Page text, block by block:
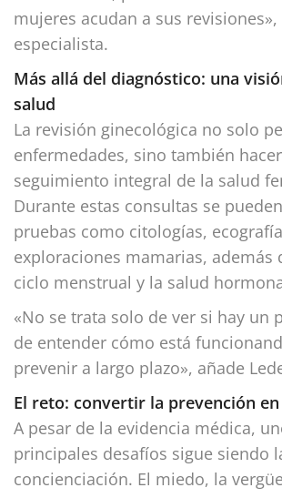
mujeres acudan a sus revisiones»,
especialista.
Más allá del diagnóstico: una
salud
La revisión ginecológica no solo
enfermedades, sino también
seguimiento integral de la salud
Durante estas consultas se
pruebas como citologías,
exploraciones mamarias, además
ciclo menstrual y la salud
«No se trata solo de ver si hay un
de entender cómo está
prevenir a largo plazo», añade
El reto: convertir la prevención
A pesar de la evidencia médica,
principales desafíos sigue siendo
concienciación. El miedo, la